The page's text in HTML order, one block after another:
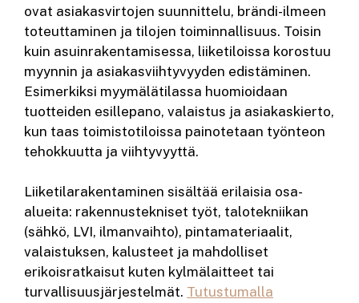
ovat asiakasvirtojen suunnittelu, brändi-ilmeen
toteuttaminen ja tilojen toiminnallisuus. Toisin
kuin asuinrakentamisessa, liiketiloissa korostuu
myynnin ja asiakasviihtyvyyden edistäminen.
Esimerkiksi myymälätilassa huomioidaan
tuotteiden esillepano, valaistus ja asiakaskierto,
kun taas toimistotiloissa painotetaan työnteon
tehokkuutta ja viihtyvyyttä.
Liiketilarakentaminen sisältää erilaisia osa-
alueita: rakennustekniset työt, talotekniikan
(sähkö, LVI, ilmanvaihto), pintamateriaalit,
valaistuksen, kalusteet ja mahdolliset
erikoisratkaisut kuten kylmälaitteet tai
turvallisuusjärjestelmät. Tutustumalla